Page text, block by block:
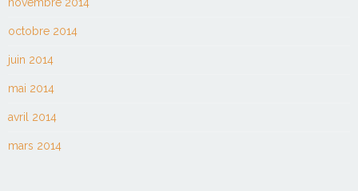
octobre 2014
juin 2014
mai 2014
avril 2014
mars 2014